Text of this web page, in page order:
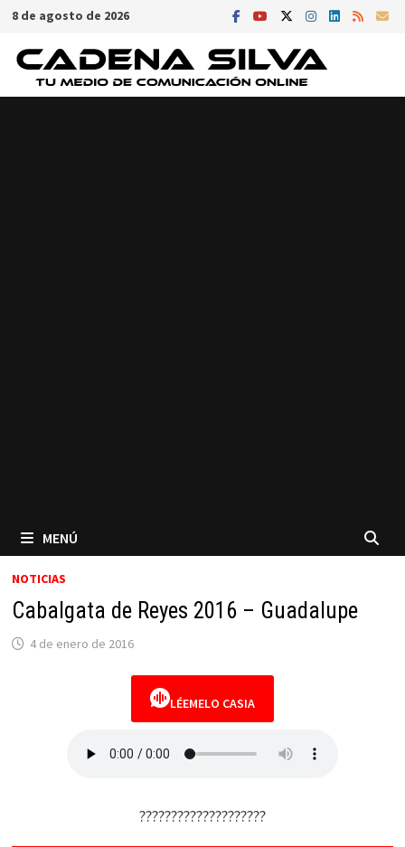
Saltar
contenido
8 de agosto de 2026
MENÚ
NOTICIAS
Cabalgata de Reyes 2016 – Guadalupe
4 de enero de 2016
LÉEMELO CASIA
????????????????????